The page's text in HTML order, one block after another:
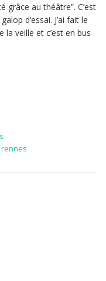
grâce au théâtre”. C’est
d’essai. J’ai fait le
la veille et c’est en bus
rennes